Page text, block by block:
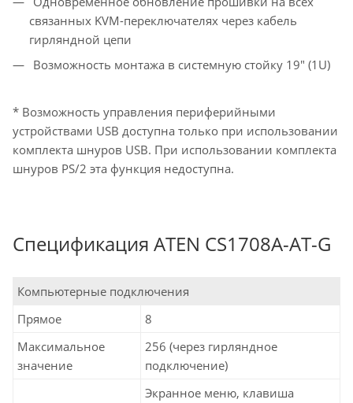
связанных KVM-переключателях через кабель
гирляндной цепи
Возможность монтажа в системную стойку 19" (1U)
* Возможность управления периферийными
устройствами USB доступна только при использовании
комплекта шнуров USB. При использовании комплекта
шнуров PS/2 эта функция недоступна.
Спецификация ATEN CS1708A-AT-G
Компьютерные подключения
Прямое
8
Максимальное
значение
256 (через гирляндное
подключение)
Экранное меню, клавиша